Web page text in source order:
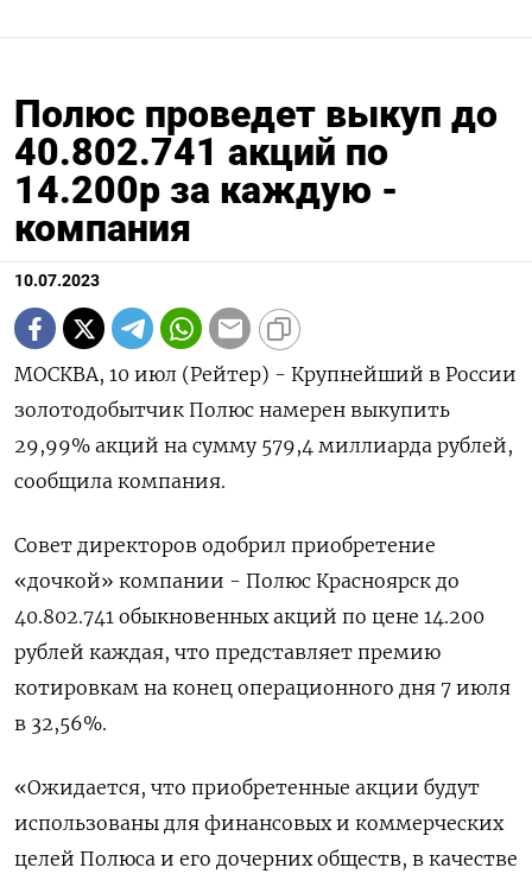
Полюс проведет выкуп до
40.802.741 акций по
14.200р за каждую -
компания
10.07.2023
МОСКВА, 10 июл (Рейтер) - Крупнейший в России
золотодобытчик Полюс намерен выкупить
29,99% акций на сумму 579,4 миллиарда рублей,
сообщила компания.
Совет директоров одобрил приобретение
«дочкой» компании - Полюс Красноярск до
40.802.741 обыкновенных акций по цене 14.200
рублей каждая, что представляет премию
котировкам на конец операционного дня 7 июля
в 32,56%.
«Ожидается, что приобретенные акции будут
использованы для финансовых и коммерческих
целей Полюса и его дочерних обществ, в качестве